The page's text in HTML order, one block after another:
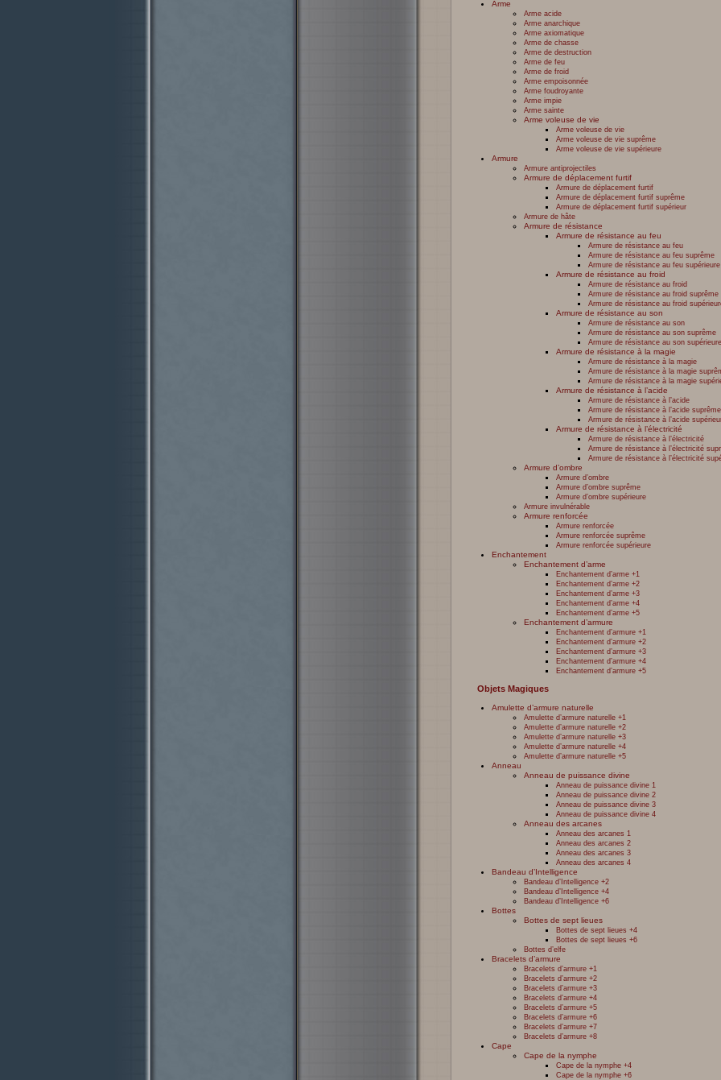
Arme
Arme acide
Arme anarchique
Arme axiomatique
Arme de chasse
Arme de destruction
Arme de feu
Arme de froid
Arme empoisonnée
Arme foudroyante
Arme impie
Arme sainte
Arme voleuse de vie
Arme voleuse de vie
Arme voleuse de vie suprême
Arme voleuse de vie supérieure
Armure
Armure antiprojectiles
Armure de déplacement furtif
Armure de déplacement furtif
Armure de déplacement furtif suprême
Armure de déplacement furtif supérieur
Armure de hâte
Armure de résistance
Armure de résistance au feu
Armure de résistance au feu
Armure de résistance au feu suprême
Armure de résistance au feu supérieure
Armure de résistance au froid
Armure de résistance au froid
Armure de résistance au froid suprême
Armure de résistance au froid
Armure de résistance au son
Armure de résistance au son
Armure de résistance au son suprême
Armure de résistance au son supérieure
Armure de résistance à la magie
Armure de résistance à la magie
Armure de résistance à la magie
Armure de résistance à la magie
Armure de résistance à l’acide
Armure de résistance à l’acide
Armure de résistance à l’acide suprême
Armure de résistance à l’acide
Armure de résistance à l’électricité
Armure de résistance à l’électricité
Armure de résistance à l’électricité
Armure de résistance à l’électricité
Armure d’ombre
Armure d’ombre
Armure d’ombre suprême
Armure d’ombre supérieure
Armure invulnérable
Armure renforcée
Armure renforcée
Armure renforcée suprême
Armure renforcée supérieure
Enchantement
Enchantement d’arme
Enchantement d’arme +1
Enchantement d’arme +2
Enchantement d’arme +3
Enchantement d’arme +4
Enchantement d’arme +5
Enchantement d’armure
Enchantement d’armure +1
Enchantement d’armure +2
Enchantement d’armure +3
Enchantement d’armure +4
Enchantement d’armure +5
Objets Magiques
Amulette d’armure naturelle
Amulette d’armure naturelle +1
Amulette d’armure naturelle +2
Amulette d’armure naturelle +3
Amulette d’armure naturelle +4
Amulette d’armure naturelle +5
Anneau
Anneau de puissance divine
Anneau de puissance divine 1
Anneau de puissance divine 2
Anneau de puissance divine 3
Anneau de puissance divine 4
Anneau des arcanes
Anneau des arcanes 1
Anneau des arcanes 2
Anneau des arcanes 3
Anneau des arcanes 4
Bandeau d’Intelligence
Bandeau d’Intelligence +2
Bandeau d’Intelligence +4
Bandeau d’Intelligence +6
Bottes
Bottes de sept lieues
Bottes de sept lieues +4
Bottes de sept lieues +6
Bottes d’elfe
Bracelets d’armure
Bracelets d’armure +1
Bracelets d’armure +2
Bracelets d’armure +3
Bracelets d’armure +4
Bracelets d’armure +5
Bracelets d’armure +6
Bracelets d’armure +7
Bracelets d’armure +8
Cape
Cape de la nymphe
Cape de la nymphe +4
Cape de la nymphe +6